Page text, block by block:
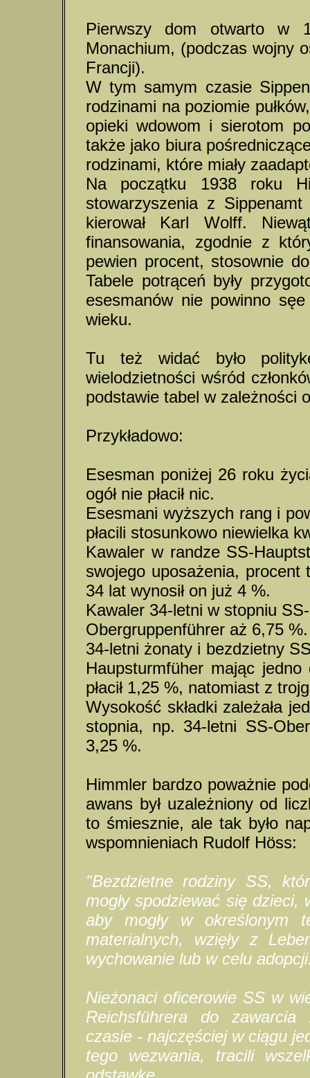
Pierwszy dom otwarto w
Monachium, (podczas wojny
Francji).
W tym samym czasie
rodzinami na poziomie
opieki wdowom i sierotom
także jako biura
rodzinami, które miały
Na początku 1938 roku
stowarzyszenia z
kierował Karl Wolff.
finansowania, zgodnie z
pewien procent, stosownie
Tabele potrąceń były
esesmanów nie powinno
wieku.
Tu też widać było
wielodzietności wśród
podstawie tabel w zależności
Przykładowo:
Esesman poniżej 26 roku
ogół nie płacił nic.
Esesmani wyższych rang i
płacili stosunkowo niewielka
Kawaler w randze SS-
swojego uposażenia,
34 lat wynosił on już 4 %.
Kawaler 34-letni w stopniu
Obergruppenführer aż 6,75 %.
34-letni żonaty i bezdzietny
Haupsturmfüher mając
płacił 1,25 %, natomiast z
Wysokość składki zależała
stopnia, np. 34-letni SS-
3,25 %.
Himmler bardzo poważnie
awans był uzależniony od
to śmiesznie, ale tak było
wspomnieniach Rudolf Höss:
"Bezdzietne rodziny SS,
mogły spodziewać się dzieci,
aby mogły w określonym
materialnych, wzięły z
wychowanie lub w celu
Nieżonaci oficerowie SS w
Reichsführera do zawarcia
czasie - najczęściej w ciągu
tego wezwania, tracili